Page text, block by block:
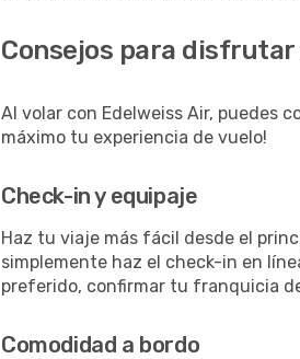
Consejos para
Al volar con Edelweiss Air, puedes
máximo tu experiencia de vuelo!
Check-in y equipaje
Haz tu viaje más fácil desde el
simplemente haz el check-in en
preferido, confirmar tu franquicia
Comodidad a bordo